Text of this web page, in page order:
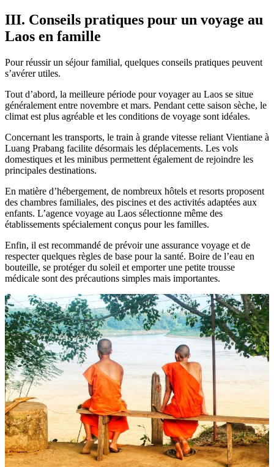
III. Conseils pratiques pour un voyage au
Laos en famille
Pour réussir un séjour familial, quelques conseils pratiques peuvent
s’avérer utiles.
Tout d’abord, la meilleure période pour voyager au Laos se situe
généralement entre novembre et mars. Pendant cette saison sèche, le
climat est plus agréable et les conditions de voyage sont idéales.
Concernant les transports, le train à grande vitesse reliant Vientiane à
Luang Prabang facilite désormais les déplacements. Les vols
domestiques et les minibus permettent également de rejoindre les
principales destinations.
En matière d’hébergement, de nombreux hôtels et resorts proposent
des chambres familiales, des piscines et des activités adaptées aux
enfants. L’agence voyage au Laos sélectionne même des
établissements spécialement conçus pour les familles.
Enfin, il est recommandé de prévoir une assurance voyage et de
respecter quelques règles de base pour la santé. Boire de l’eau en
bouteille, se protéger du soleil et emporter une petite trousse
médicale sont des précautions simples mais importantes.